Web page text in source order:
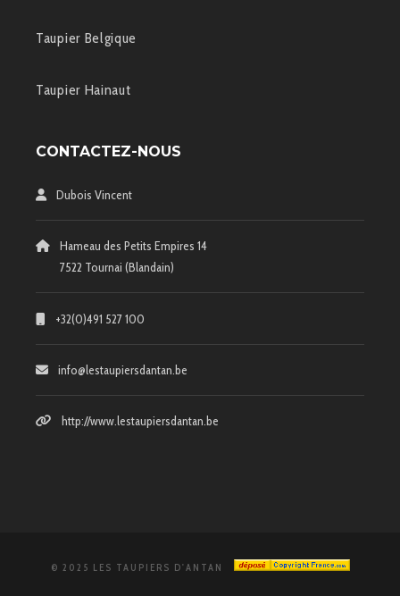
Taupier Belgique
Taupier Hainaut
CONTACTEZ-NOUS
Dubois Vincent
Hameau des Petits Empires 14
7522 Tournai (Blandain)
+32(0)491 527 100
info@lestaupiersdantan.be
http://www.lestaupiersdantan.be
© 2025 LES TAUPIERS D'ANTAN